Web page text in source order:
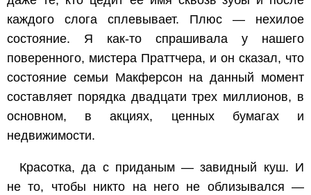
каждого слога сплевывает. Плюс — нехилое
состояние. Я как-то спрашивала у нашего
поверенного, мистера Праттчера, и он сказал, что
состояние семьи Макферсон на данный момент
составляет порядка двадцати трех миллионов, в
основном, в акциях, ценных бумагах и
недвижимости.
Красотка, да с приданым — завидный куш. И
не то, чтобы никто на него не облизывался —